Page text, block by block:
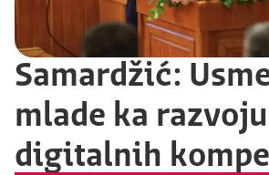
Samardžić:
mlade ka razvoju
digitalnih